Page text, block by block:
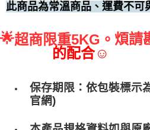
此商品為常溫商品、運費不可
🌟超商限重5KG。 煩請
的配合☺
保存期限：依包裝標示
官網)